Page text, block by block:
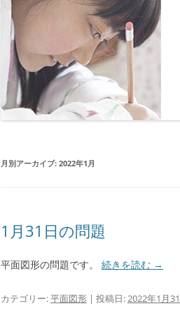
月別アーカイブ: 2022年1月
1月31日の問題
平面図形の問題です。 続きを読む →
カテゴリー:平面図形 | 投稿日:2022年1月